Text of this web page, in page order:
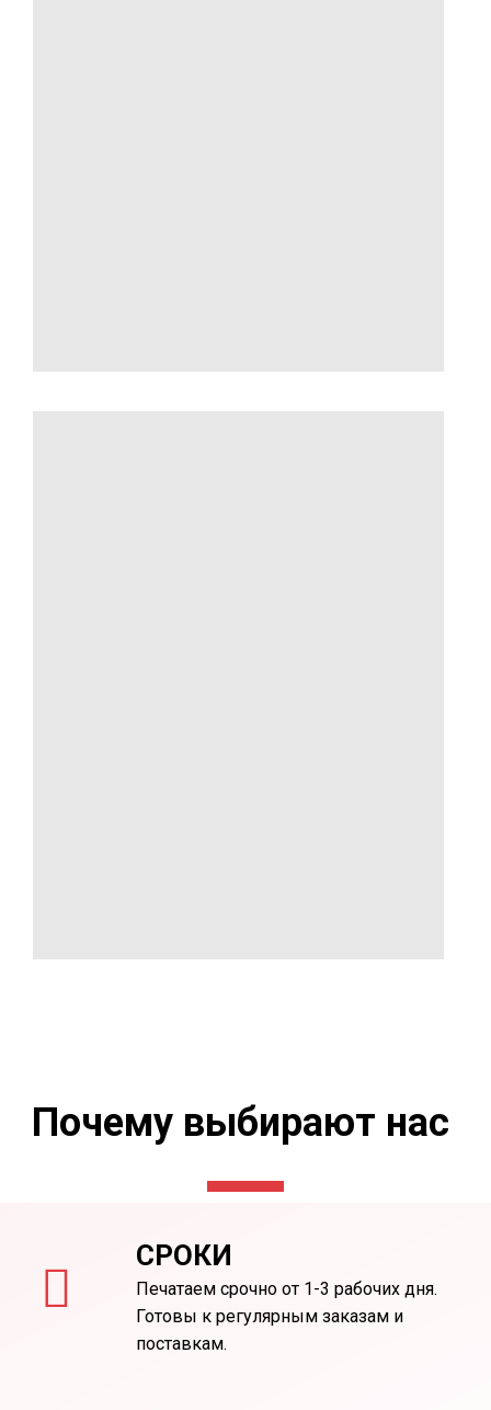
Почему выбирают нас
СРОКИ
Печатаем срочно от 1-3 рабочих дня.
Готовы к регулярным заказам и
поставкам.